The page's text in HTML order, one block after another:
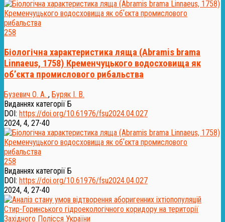
258
Біологічна характеристика ляща (Abramis brama
Linnaeus, 1758) Кременчуцького водосховища як
обʼєкта промислового рибальства
Бузевич О. А. , Буряк І. В.
Виданнях категорії Б
DOI: https://doi.org/10.61976/fsu2024.04.027
2024, 4, 27-40
258
Виданнях категорії Б
DOI: https://doi.org/10.61976/fsu2024.04.027
2024, 4, 27-40